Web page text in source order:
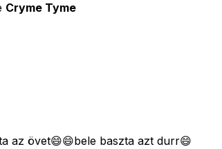
Cryme Tyme
az övet😄😄bele baszta azt durr😄